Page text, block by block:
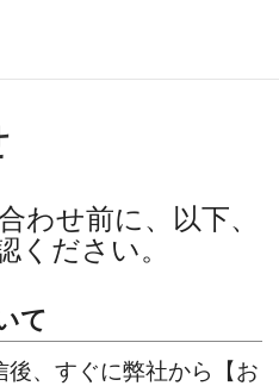
わせ前に、以下、
ください。
て
後、すぐに弊社から【お